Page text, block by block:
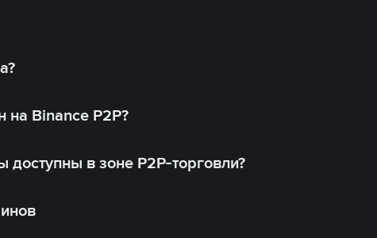
на Binance P2P?
доступны в зоне P2P-торговли?